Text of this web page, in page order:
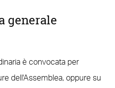
generale
è convocata per
dell'Assemblea, oppure su